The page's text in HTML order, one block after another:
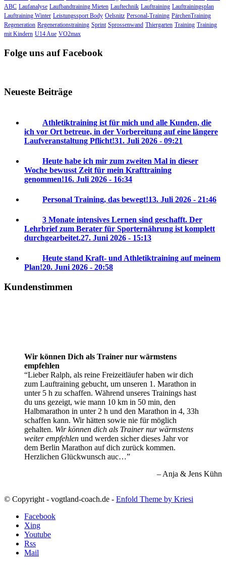
ABC Laufanalyse Laufbandtraining Mieten Lauftechnik Lauftraining Lauftrainingsplan
Lauftraining Winter Leistungssport Body Oelsnitz Personal-Training PärchenTraining
Regeneration Regenerationstraining Sprint Sprossenwand Thiergarten Training Training
mit Kindern U14 Aue VO2max
Folge uns auf Facebook
Neueste Beiträge
Athletiktraining ist für mich und alle Kunden, die
ich vor Ort betreue, in der Vorbereitung auf eine längere
Laufveranstaltung Pflicht!31. Juli 2026 - 09:21
Heute habe ich mir zum zweiten Mal in dieser
Woche bewusst Zeit für mein Krafttraining
genommen!16. Juli 2026 - 16:34
Personal Training, das bewegt!13. Juli 2026 - 21:46
3 Monate intensives Lernen sind geschafft. Der
Lehrbrief zum Berater für Sporternährung ist komplett
durchgearbeitet.27. Juni 2026 - 15:13
Heute stand Kraft- und Athletiktraining auf meinem
Plan!20. Juni 2026 - 20:58
Kundenstimmen
Wir können Dich als Trainer nur wärmstens
empfehlen
Lieber Ralph, als reine Freizeitläufer haben wir dich
zum Lauftraining gebucht, um unseren 1. Marathon in
unter 5 h zu schaffen. Während unseres Trainings hast
du uns gezeigt, wie mann 10 km in 50 min, den
Halbmarathon in unter 2 h und den Marathon in 4, 33h
schaffen kann. Wir hätten sowie nie für möglich
gehalten. Wir können dich als Trainer nur wärmstens
weiter empfehlen und werden sicher dieses Jahr vor
dem Berlin Marathon auf dich zurück kommen.
Herzlichen Glückwunsch auc…
Anja & Jens Kühn
© Copyright - vogtland-coach.de - Enfold Theme by Kriesi
Facebook
Xing
Youtube
Rss
Mail